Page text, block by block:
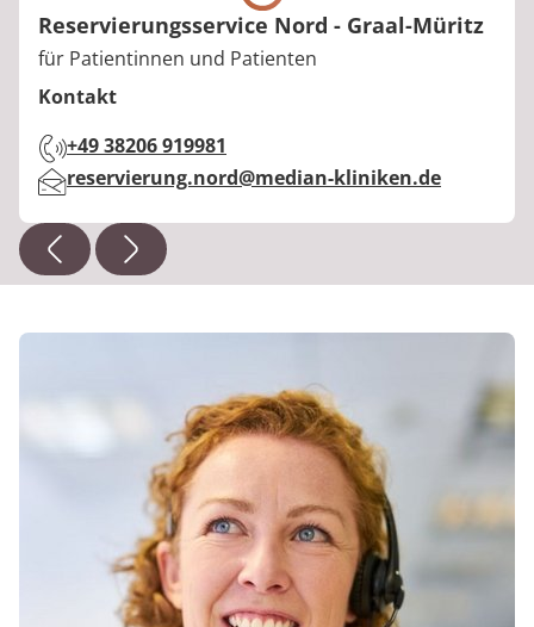
Reservierungsservice Nord - Graal-Müritz
Berufstitel:
für Patientinnen und Patienten
Kontakt
Telefon:
+49 38206 919981
E-Mail:reservierung.nord@median-kliniken.de